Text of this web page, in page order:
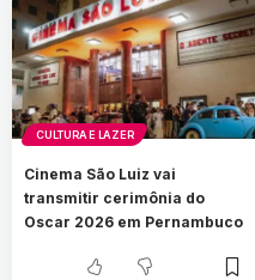
CULTURA E LAZER
Cinema São Luiz vai
transmitir cerimônia do
Oscar 2026 em Pernambuco